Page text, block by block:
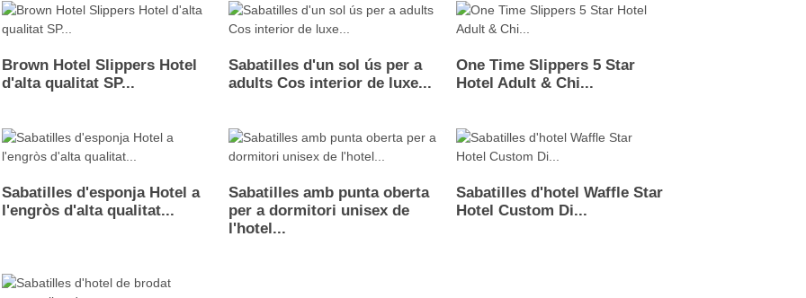
Brown Hotel Slippers Hotel
d'alta qualitat SP...
Sabatilles d'un sol ús per a
adults Cos interior de luxe...
One Time Slippers 5 Star
Hotel Adult & Chi...
Sabatilles d'esponja Hotel a
l'engròs d'alta qualitat...
Sabatilles amb punta oberta
per a dormitori unisex de
l'hotel...
Sabatilles d'hotel Waffle Star
Hotel Custom Di...